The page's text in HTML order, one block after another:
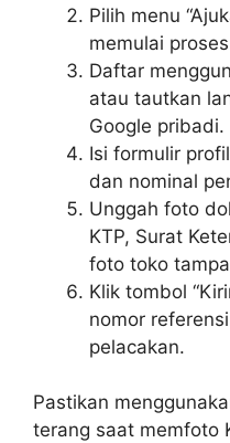
Pilih menu
memulai
Daftar
atau tautkan
Google pribadi.
Isi formulir
dan nominal
Unggah foto
KTP, Surat
foto toko
Klik tombol
nomor
pelacakan.
Pastikan
terang saat memfoto